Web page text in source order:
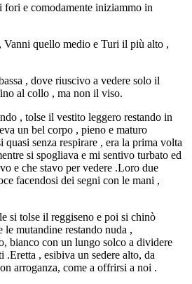
fori e comodamente iniziammo in
quello medio e Turi il più alto ,
, dove riuscivo a vedere solo il
al collo , ma non il viso.
, tolse il vestito leggero restando in
un bel corpo , pieno e maturo
quasi senza respirare , era la prima volta
si spogliava e mi sentivo turbato ed
e che stavo per vedere .Loro due
facendosi dei segni con le mani ,
si tolse il reggiseno e poi si chinò
mutandine restando nuda ,
bianco con un lungo solco a dividere
.Eretta , esibiva un sedere alto, da
arroganza, come a offrirsi a noi .